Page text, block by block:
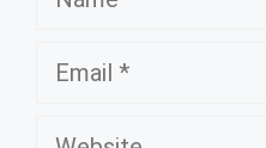
Email
Website